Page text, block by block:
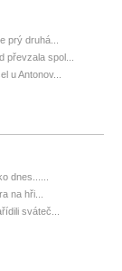
prý druhá...
převzala spol...
u Antonov...
dnes......
na hři...
sváteč...